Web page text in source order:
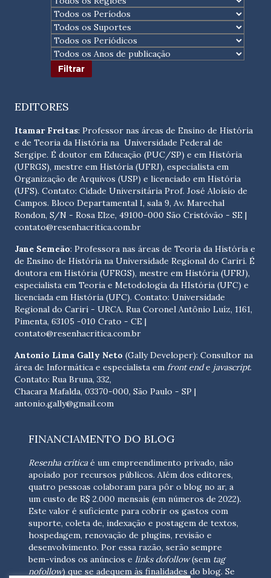
EDITORES
Itamar Freitas: Professor nas áreas de Ensino de História
e de Teoria da História na Universidade Federal de
Sergipe. É doutor em Educação (PUC/SP) e em História
(UFRGS), mestre em História (UFRJ), especialista em
Organização de Arquivos (USP) e licenciado em História
(UFS). Contato: Cidade Universitária Prof. José Aloísio de
Campos. Bloco Departamental I, sala 9, Av. Marechal
Rondon, S/N - Rosa Elze, 49100-000 São Cristóvão - SE |
contato@resenhacritica.com.br
Jane Semeão: Professora nas áreas de Teoria da História e
de Ensino de História na Universidade Regional do Cariri. É
doutora em História (UFRGS), mestre em História (UFRJ),
especialista em Teoria e Metodologia da HIstória (UFC) e
licenciada em História (UFC). Contato: Universidade
Regional do Cariri - URCA. Rua Coronel Antônio Luíz, 1161,
Pimenta, 63105 -010 Crato - CE |
contato@resenhacritica.com.br
Antonio Lima Gally Neto (Gally Developer): Consultor na
área de Informática e especialista em front ende javascript.
Contato: Rua Bruna, 332,
Chacara Mafalda, 03370-000, São Paulo - SP |
antonio.gally@gmail.com
FINANCIAMENTO DO BLOG
Resenha críticaé um empreendimento privado, não
apoiado por recursos públicos. Além dos editores,
quatro pessoas colaboram para pôr o blog no ar, a
um custo de R$ 2.000 mensais (em números de 2022).
Este valor é suficiente para cobrir os gastos com
suporte, coleta de, indexação e postagem de textos,
hospedagem, renovação de plugins, revisão e
desenvolvimento. Por essa razão, serão sempre
bem-vindos os anúncios e links dofollow(sem tag
nofollow) que se adequem às finalidades do blog. Se